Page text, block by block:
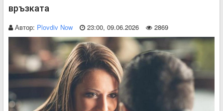
връзката
Автор: Plovdiv Now 23:00, 09.06.2026 2869